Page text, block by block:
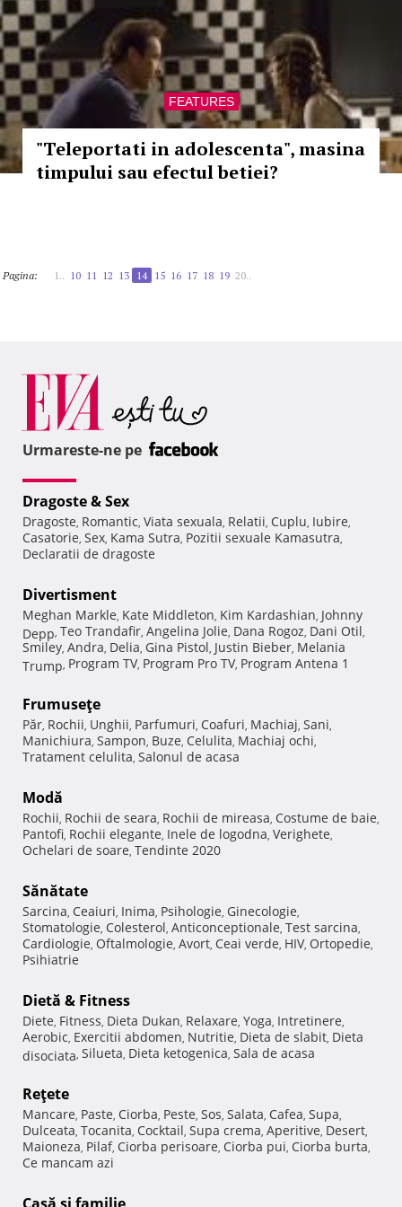
FEATURES
"Teleportati in adolescenta", masina
timpului sau efectul betiei?
Pagina: 1.. 10 11 12 13 14 15 16 17 18 19 20..
Urmareste-ne pe
Dragoste & Sex
Dragoste, Romantic, Viata sexuala, Relatii, Cuplu, Iubire,
Casatorie, Sex, Kama Sutra, Pozitii sexuale Kamasutra,
Declaratii de dragoste
Divertisment
Meghan Markle, Kate Middleton, Kim Kardashian, Johnny
Depp, Teo Trandafir, Angelina Jolie, Dana Rogoz, Dani Otil,
Smiley, Andra, Delia, Gina Pistol, Justin Bieber, Melania
Trump, Program TV, Program Pro TV, Program Antena 1
Frumuseţe
Păr, Rochii, Unghii, Parfumuri, Coafuri, Machiaj, Sani,
Manichiura, Sampon, Buze, Celulita, Machiaj ochi,
Tratament celulita, Salonul de acasa
Modă
Rochii, Rochii de seara, Rochii de mireasa, Costume de baie,
Pantofi, Rochii elegante, Inele de logodna, Verighete,
Ochelari de soare, Tendinte 2020
Sănătate
Sarcina, Ceaiuri, Inima, Psihologie, Ginecologie,
Stomatologie, Colesterol, Anticonceptionale, Test sarcina,
Cardiologie, Oftalmologie, Avort, Ceai verde, HIV, Ortopedie,
Psihiatrie
Dietă & Fitness
Diete, Fitness, Dieta Dukan, Relaxare, Yoga, Intretinere,
Aerobic, Exercitii abdomen, Nutritie, Dieta de slabit, Dieta
disociata, Silueta, Dieta ketogenica, Sala de acasa
Reţete
Mancare, Paste, Ciorba, Peste, Sos, Salata, Cafea, Supa,
Dulceata, Tocanita, Cocktail, Supa crema, Aperitive, Desert,
Maioneza, Pilaf, Ciorba perisoare, Ciorba pui, Ciorba burta,
Ce mancam azi